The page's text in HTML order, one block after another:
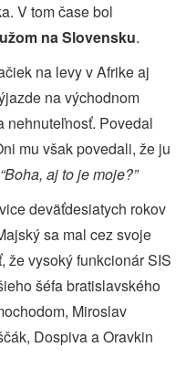
V tom čase bol
na Slovensku.
na levy v Afrike aj
na východnom
nehnuteľnosť. Povedal
mu však povedali, že ju
“Boha, aj to je moje?”
deväťdesiatych rokov
sa mal cez svoje
že vysoký funkcionár SIS
šéfa bratislavského
Miroslav
Dospiva a Oravkin